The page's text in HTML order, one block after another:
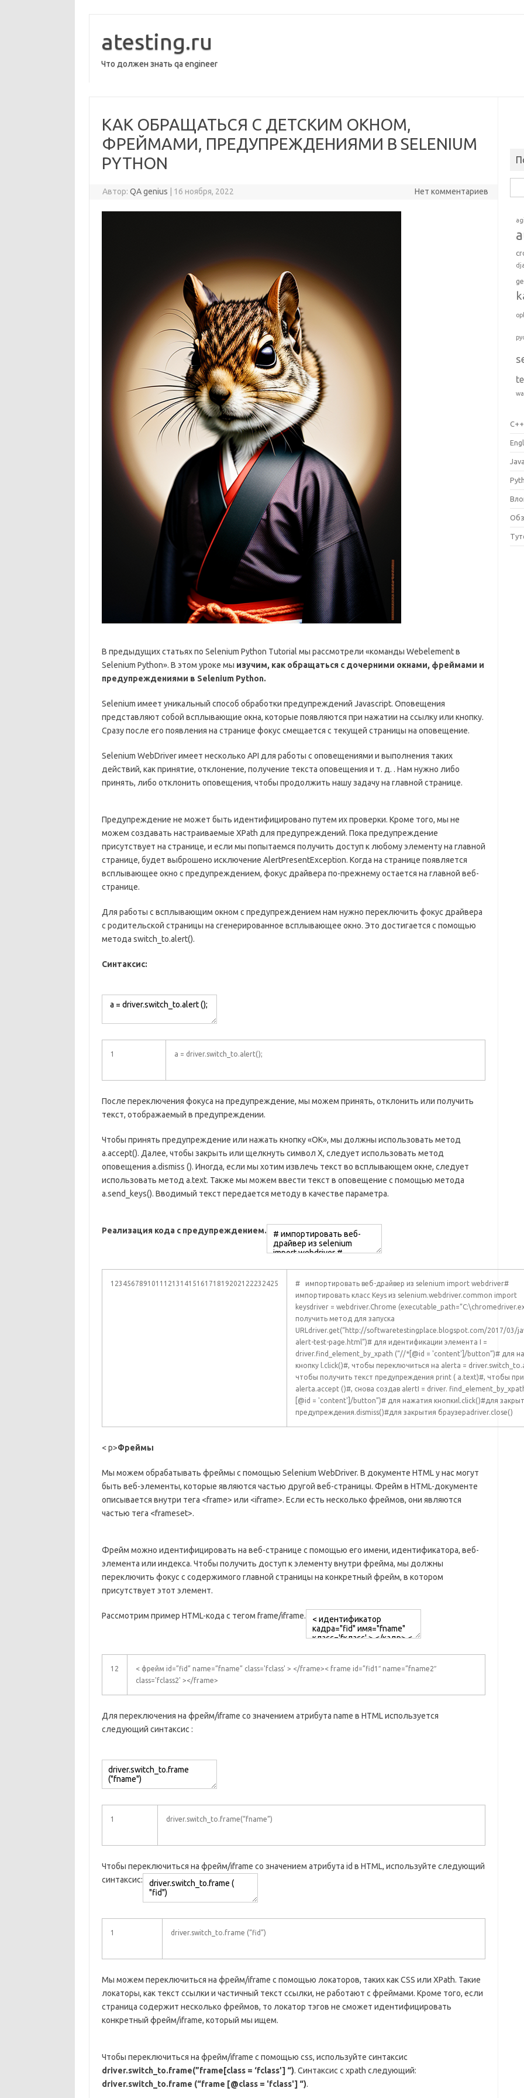
содержимому
atesting.ru
Что должен знать qa engineer
КАК ОБРАЩАТЬСЯ С ДЕТСКИМ ОКНОМ,
ФРЕЙМАМИ, ПРЕДУПРЕЖДЕНИЯМИ В SELENIUM
PYTHON
Автор:QA genius 16 ноября, 2022 Нет комментариев
В предыдущих статьях по Selenium Python Tutorial мы рассмотрели «команды Webelement в
Selenium Python». В этом уроке мы изучим, как обращаться с дочерними окнами, фреймами и
предупреждениями в Selenium Python.
Selenium имеет уникальный способ обработки предупреждений Javascript. Оповещения
представляют собой всплывающие окна, которые появляются при нажатии на ссылку или кнопку.
Сразу после его появления на странице фокус смещается с текущей страницы на оповещение.
Selenium WebDriver имеет несколько API для работы с оповещениями и выполнения таких
действий, как принятие, отклонение, получение текста оповещения и т. д. . Нам нужно либо
принять, либо отклонить оповещения, чтобы продолжить нашу задачу на главной странице.
Предупреждение не может быть идентифицировано путем их проверки. Кроме того, мы не
можем создавать настраиваемые XPath для предупреждений. Пока предупреждение
присутствует на странице, и если мы попытаемся получить доступ к любому элементу на главной
странице, будет выброшено исключение AlertPresentException. Когда на странице появляется
всплывающее окно с предупреждением, фокус драйвера по-прежнему остается на главной веб-
странице.
Для работы с всплывающим окном с предупреждением нам нужно переключить фокус драйвера
с родительской страницы на сгенерированное всплывающее окно. Это достигается с помощью
метода switch_to.alert().
Синтаксис:
1 a = driver.switch_to.alert();
После переключения фокуса на предупреждение, мы можем принять, отклонить или получить
текст, отображаемый в предупреждении.
Чтобы принять предупреждение или нажать кнопку «ОК», мы должны использовать метод
a.accept(). Далее, чтобы закрыть или щелкнуть символ X, следует использовать метод
оповещения a.dismiss (). Иногда, если мы хотим извлечь текст во всплывающем окне, следует
использовать метод a.text. Также мы можем ввести текст в оповещение с помощью метода
a.send_keys(). Вводимый текст передается методу в качестве параметра.
Реализация кода с предупреждением.
12345678910111213141516171819202122232425
# импортировать веб-драйвер из selenium import webdriver#
импортировать класс Keys из selenium.webdriver.common import
keysdriver = webdriver.Chrome
получить метод для запуска
URLdriver.get(“http://softwaretestingplace.blogspot.com/2017/03/
alert-test-page.html”)# для идентификации элемента I =
driver.find_element_by_xpath (“//*[@id = 'content']/button”)# для
кнопку l.click()#, чтобы переключиться на alerta =
чтобы получить текст предупреждения print ( a.text)#, чтобы
alerta.accept ()#, снова создав alertI = driver.
[@id = 'content']/button”)# для нажатия кнопкиl.click()#для
предупреждения.dismiss()#для закрытия браузераdriver.close()
< p>Фреймы
Мы можем обрабатывать фреймы с помощью Selenium WebDriver. В документе HTML у нас могут
быть веб-элементы, которые являются частью другой веб-страницы. Фрейм в HTML-документе
описывается внутри тега <frame> или <iframe>. Если есть несколько фреймов, они являются
частью тега <frameset>.
Фрейм можно идентифицировать на веб-странице с помощью его имени, идентификатора, веб-
элемента или индекса. Чтобы получить доступ к элементу внутри фрейма, мы должны
переключить фокус с содержимого главной страницы на конкретный фрейм, в котором
присутствует этот элемент.
Рассмотрим пример HTML-кода с тегом frame/iframe.
12
< фрейм id=”fid” name=”fname” class='fclass' > </frame>< frame id=”fid1″ name=”fname2″
class='fclass2' ></frame>
Для переключения на фрейм/iframe со значением атрибута name в HTML используется
следующий синтаксис :
1 driver.switch_to.frame(“fname”)
Чтобы переключиться на фрейм/iframe со значением атрибута id в HTML, используйте следующий
синтаксис:
1 driver.switch_to.frame (“fid”)
Мы можем переключиться на фрейм/iframe с помощью локаторов, таких как CSS или XPath. Такие
локаторы, как текст ссылки и частичный текст ссылки, не работают с фреймами. Кроме того, если
страница содержит несколько фреймов, то локатор тэгов не сможет идентифицировать
конкретный фрейм/iframe, который мы ищем.
Чтобы переключиться на фрейм/iframe с помощью css, используйте синтаксис
driver.switch_to.frame(”frame[class = ‘fclass’] “). Синтаксис с xpath следующий:
driver.switch_to.frame (“frame [@class = 'fclass'] “).
C++
Java